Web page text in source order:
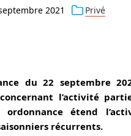
2021 Privé
du 22 septembre
l’activité
étend
récurrents.